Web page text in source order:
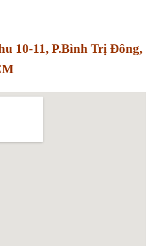
10-11, P.Bình Trị Đông,